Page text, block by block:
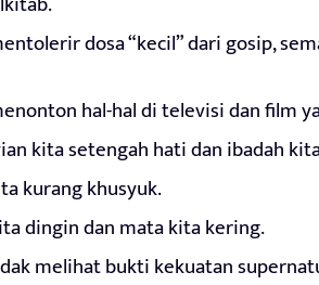
dosa “kecil” dari gosip,
hal-hal di televisi dan film
kita setengah hati dan ibadah
kurang khusyuk.
dingin dan mata kita kering.
melihat bukti kekuatan